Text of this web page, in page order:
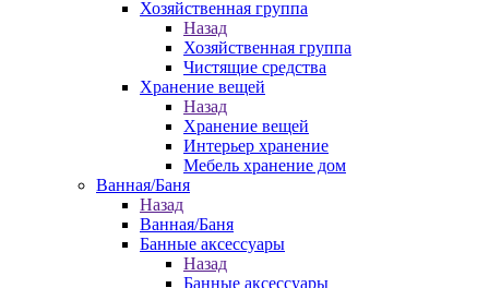
Хозяйственная группа
Назад
Хозяйственная группа
Чистящие средства
Хранение вещей
Назад
Хранение вещей
Интерьер хранение
Мебель хранение дом
Ванная/Баня
Назад
Ванная/Баня
Банные аксессуары
Назад
Банные аксессуары